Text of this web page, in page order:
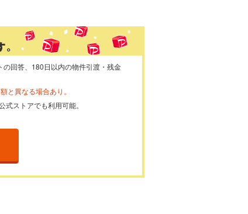
回答、180日以内の物件引渡・残金
と異なる場合あり。
ストアでも利用可能。